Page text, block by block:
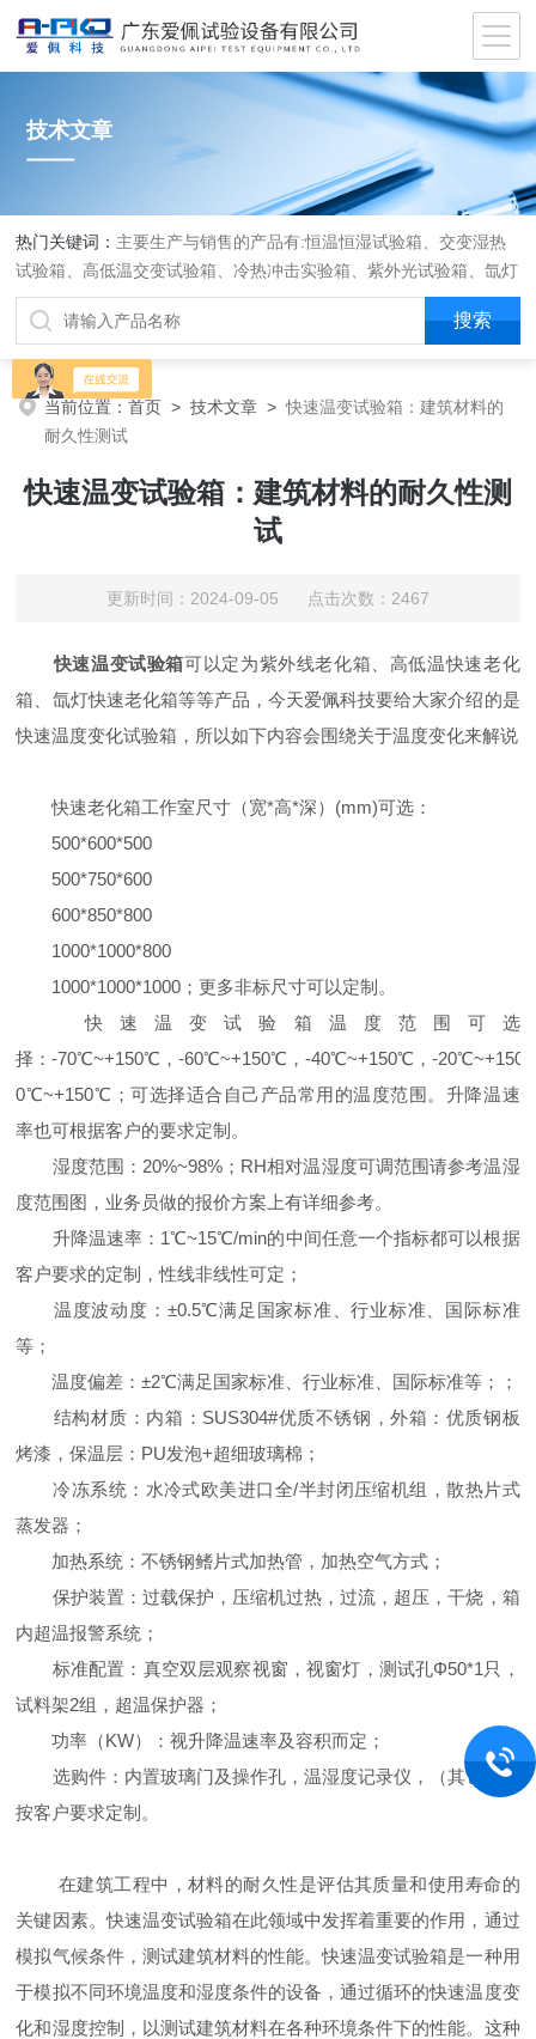
技术文章
热门关键词： 主要生产与销售的产品有:恒温恒湿试验箱、交变湿热
试验箱、高低温交变试验箱、冷热冲击实验箱、紫外光试验箱、氙灯
老化箱、恒温恒湿实验室、沙尘试验箱、淋雨试验箱、盐水喷雾试验
箱、各种振动试验台、拉力试验机、蒸汽老化试验机、跌落试验机、
插拔力试验机、按健寿命试验机、纸带耐磨擦试验机、工业烘烤箱
当前位置：首页 >技术文章 >快速温变试验箱：建筑材料的
耐久性测试
快速温变试验箱：建筑材料的耐久性测
试
更新时间：2024-09-05 点击次数：2467
快速温变试验箱可以定为紫外线老化箱、高低温快速老化
箱、氙灯快速老化箱等等产品，今天爱佩科技要给大家介绍的是
快速温度变化试验箱，所以如下内容会围绕关于温度变化来解说
快速老化箱工作室尺寸（宽*高*深）(mm)可选：
500*600*500
500*750*600
600*850*800
1000*1000*800
1000*1000*1000；更多非标尺寸可以定制。
快速温变试验箱温度范围可选
择：-70℃~+150℃，-60℃~+150℃，-40℃~+150℃，-
0℃~+150℃；可选择适合自己产品常用的温度范围。升降温速
率也可根据客户的要求定制。
湿度范围：20%~98%；RH相对温湿度可调范围请参考温湿
度范围图，业务员做的报价方案上有详细参考。
升降温速率：1℃~15℃/min的中间任意一个指标都可以根据
客户要求的定制，性线非线性可定；
温度波动度：±0.5℃满足国家标准、行业标准、国际标准
等；
温度偏差：±2℃满足国家标准、行业标准、国际标准等；；
结构材质：内箱：SUS304#优质不锈钢，外箱：优质钢板
烤漆，保温层：PU发泡+超细玻璃棉；
冷冻系统：水冷式欧美进口全/半封闭压缩机组，散热片式
蒸发器；
加热系统：不锈钢鳍片式加热管，加热空气方式；
保护装置：过载保护，压缩机过热，过流，超压，干烧，箱
内超温报警系统；
标准配置：真空双层观察视窗，视窗灯，测试孔Φ50*1只，
试料架2组，超温保护器；
功率（KW）：视升降温速率及容积而定；
选购件：内置玻璃门及操作孔，温湿度记录仪，（其它）可
按客户要求定制。
在建筑工程中，材料的耐久性是评估其质量和使用寿命的
关键因素。快速温变试验箱在此领域中发挥着重要的作用，通过
模拟气候条件，测试建筑材料的性能。快速温变试验箱是一种用
于模拟不同环境温度和湿度条件的设备，通过循环的快速温度变
化和湿度控制，以测试建筑材料在各种环境条件下的性能。这种